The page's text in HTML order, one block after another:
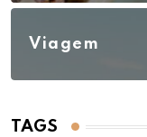
Viagem
TAGS